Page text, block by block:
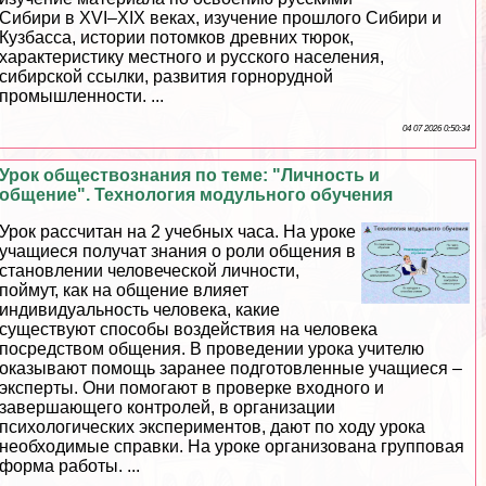
Сибири в XVI–XIX веках, изучение прошлого Сибири и
Кузбасса, истории потомков древних тюрок,
хаpaктеристику местного и русского населения,
сибирской ссылки, развития горнорудной
промышленности. ...
04 07 2026 0:50:34
Урок обществознания по теме: "Личность и
общение". Технология модульного обучения
Урок рассчитан на 2 учебных часа. На уроке
учащиеся получат знания о роли общения в
становлении человеческой личности,
поймут, как на общение влияет
индивидуальность человека, какие
существуют способы воздействия на человека
посредством общения. В проведении урока учителю
оказывают помощь заранее подготовленные учащиеся –
эксперты. Они помогают в проверке входного и
завершающего контролей, в организации
психологических экспериментов, дают по ходу урока
необходимые справки. На уроке организована групповая
форма работы. ...